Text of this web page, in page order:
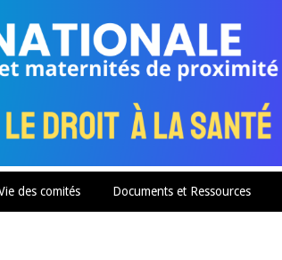
des comités Documents et Ressources